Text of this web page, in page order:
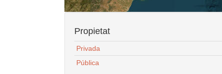
Propietat
Privada
Pública